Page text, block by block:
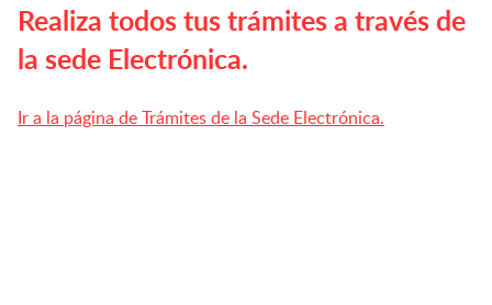
Realiza todos tus trámites a través de
la sede Electrónica.
Ir a la página de Trámites de la Sede Electrónica.